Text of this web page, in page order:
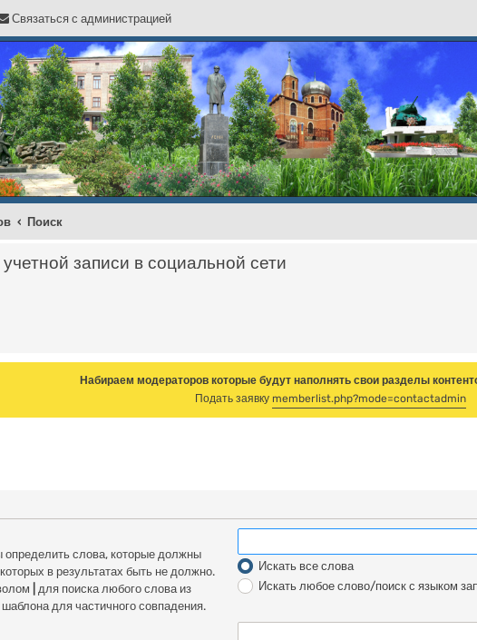
Связаться с администрацией
Поиск
записи в социальной сети
Набираем модераторов которые будут наполнять свои разделы
Подать заявку memberlist.php?mode=contactadmin
определить слова, которые должны
в результатах быть не должно.
для поиска любого слова из
шаблона для частичного совпадения.
Искать все слова
Искать любое слово/поиск с языком